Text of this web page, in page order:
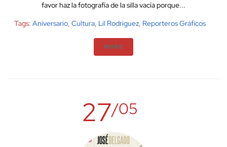
favor haz la fotografía de la silla vacía porque...
Tags: Aniversario, Cultura, Lil Rodriguez, Reporteros Gráficos
MORE
27/05